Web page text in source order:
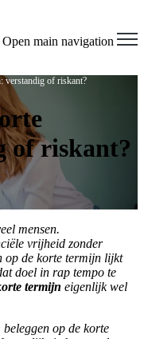
Open main navigation
verstandig of riskant?
of riskant?
mensen.
vrijheid zonder
op de korte termijn lijkt
doel in rap tempo te
termijn eigenlijk wel
op de korte